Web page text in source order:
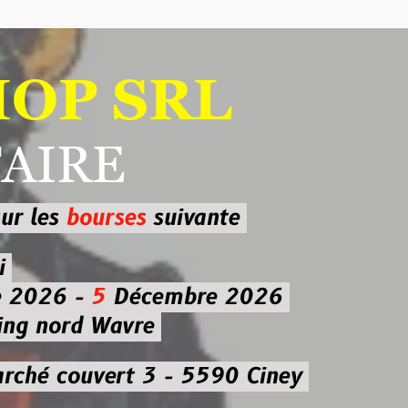
SRL
suivante
5Décembre 2026
Wavre
3 - 5590 Ciney